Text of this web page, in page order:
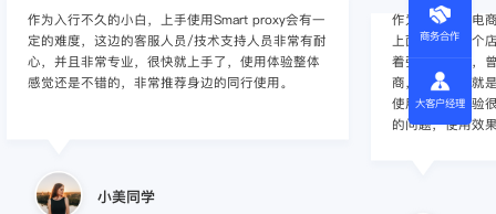
作为入行不久的小白，上手使用Smart proxy会有一
定的难度，这边的客服人员/技术支持人员非常有耐
心，并且非常专业，很快就上手了，使用体验整体
感觉还是不错的，非常推荐身边的同行使用。
小美同学
作为一家跨境电
上面经营着多个
着强烈的需求，
商，不是断网就
使用效果，体验
的问题，使用效
商务合作
大客户经理